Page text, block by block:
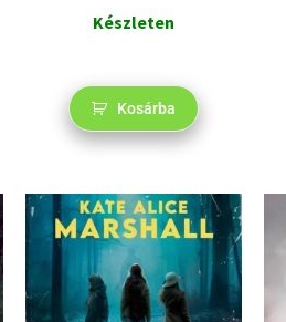
Készleten
Kosárba